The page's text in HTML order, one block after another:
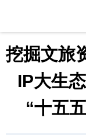
挖掘文旅
IP大生
“十五